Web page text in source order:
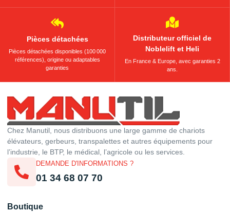
Pièces détachées
Pièces détachées disponibles (100 000
références), origine ou adaptables
garanties
Distributeur officiel de
Noblelift et Heli
En France & Europe, avec garanties 2
ans.
Chez Manutil, nous distribuons une large gamme de chariots
élévateurs, gerbeurs, transpalettes et autres équipements pour
l’industrie, le BTP, le médical, l’agricole ou les services.
DEMANDE D'INFORMATIONS ?
01 34 68 07 70
Boutique